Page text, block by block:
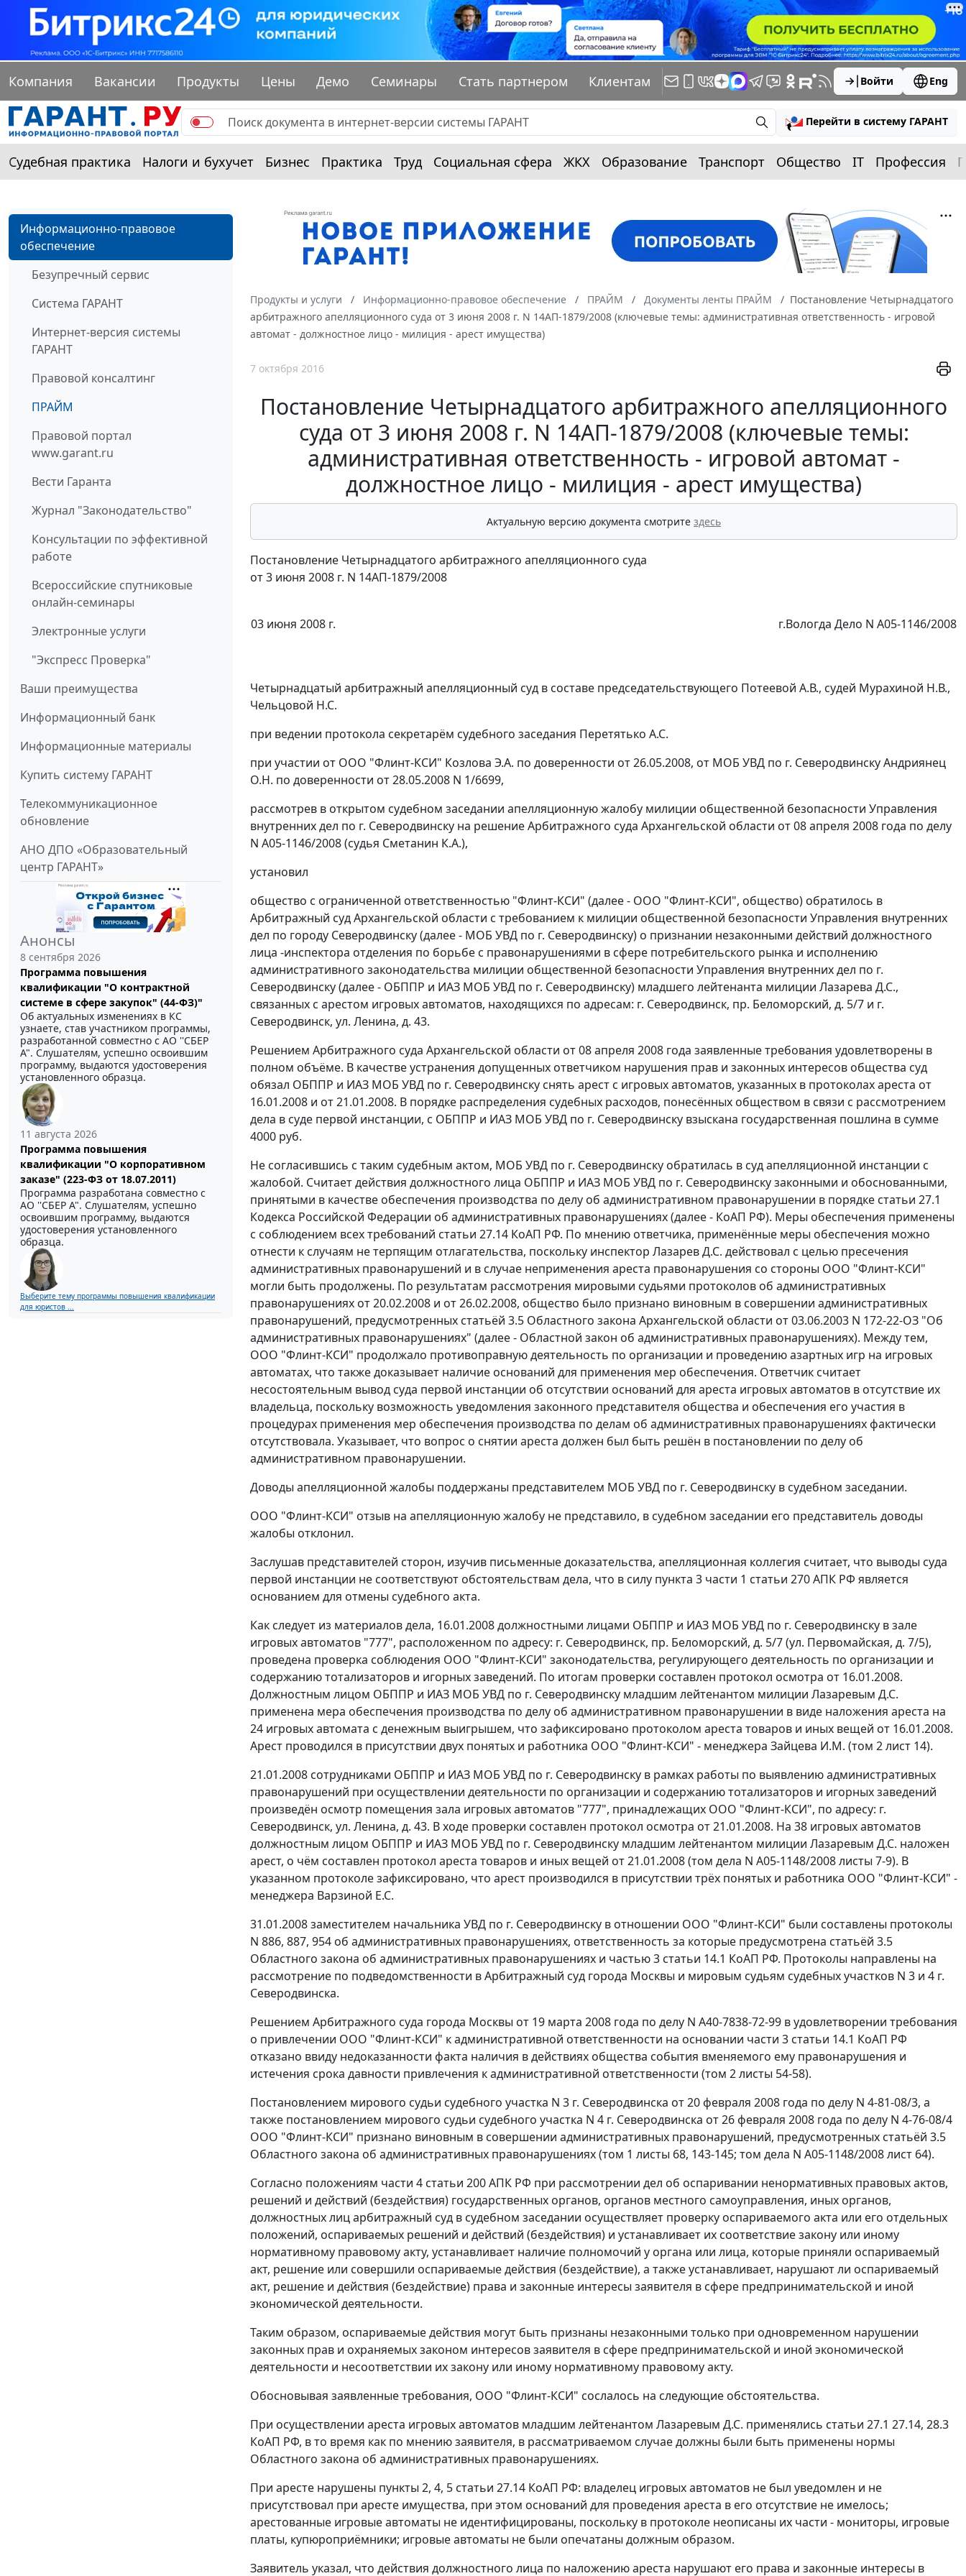
Компания Вакансии Продукты Цены Демо Семинары Стать партнером Клиентам Войти Eng
Перейти в систему ГАРАНТ
Судебная практика Налоги и бухучет Бизнес Практика Труд Социальная сфера ЖКХ Образование Транспорт Общество IT Профессия
Информационно-правовое
обеспечение
Безупречный сервис
Система ГАРАНТ
Интернет-версия системы
ГАРАНТ
Правовой консалтинг
ПРАЙМ
Правовой портал
www.garant.ru
Вести Гаранта
Журнал "Законодательство"
Консультации по эффективной
работе
Всероссийские спутниковые
онлайн-семинары
Электронные услуги
"Экспресс Проверка"
Ваши преимущества
Информационный банк
Информационные материалы
Купить систему ГАРАНТ
Телекоммуникационное
обновление
АНО ДПО «Образовательный
центр ГАРАНТ»
Анонсы
8 сентября 2026
Программа повышения
квалификации "О контрактной
системе в сфере закупок" (44-ФЗ)"
Об актуальных изменениях в КС
узнаете, став участником программы,
разработанной совместно с АО ''СБЕР
А". Слушателям, успешно освоившим
программу, выдаются удостоверения
установленного образца.
11 августа 2026
Программа повышения
квалификации "О корпоративном
заказе" (223-ФЗ от 18.07.2011)
Программа разработана совместно с
АО ''СБЕР А". Слушателям, успешно
освоившим программу, выдаются
удостоверения установленного
образца.
Выберите тему программы повышения квалификации
для юристов ...
Продукты и услуги Информационно-правовое обеспечение ПРАЙМ Документы ленты ПРАЙМ
Постановление Четырнадцатого
арбитражного апелляционного суда от 3 июня 2008 г. N 14АП-1879/2008 (ключевые темы: административная ответственность - игровой
автомат - должностное лицо - милиция - арест имущества)
7 октября 2016
Постановление Четырнадцатого арбитражного апелляционного
суда от 3 июня 2008 г. N 14АП-1879/2008 (ключевые темы:
административная ответственность - игровой автомат -
должностное лицо - милиция - арест имущества)
Актуальную версию документа смотрите здесь
Постановление Четырнадцатого арбитражного апелляционного суда
от 3 июня 2008 г. N 14АП-1879/2008
03 июня 2008 г. г.Вологда Дело N А05-1146/2008
Четырнадцатый арбитражный апелляционный суд в составе председательствующего Потеевой А.В., судей Мурахиной Н.В.,
Чельцовой Н.С.
при ведении протокола секретарём судебного заседания Перетятько А.С.
при участии от ООО "Флинт-КСИ" Козлова Э.А. по доверенности от 26.05.2008, от МОБ УВД по г. Северодвинску Андриянец
О.Н. по доверенности от 28.05.2008 N 1/6699,
рассмотрев в открытом судебном заседании апелляционную жалобу милиции общественной безопасности Управления
внутренних дел по г. Северодвинску на решение Арбитражного суда Архангельской области от 08 апреля 2008 года по делу
N А05-1146/2008 (судья Сметанин К.А.),
установил
общество с ограниченной ответственностью "Флинт-КСИ" (далее - ООО "Флинт-КСИ", общество) обратилось в
Арбитражный суд Архангельской области с требованием к милиции общественной безопасности Управления внутренних
дел по городу Северодвинску (далее - МОБ УВД по г. Северодвинску) о признании незаконными действий должностного
лица -инспектора отделения по борьбе с правонарушениями в сфере потребительского рынка и исполнению
административного законодательства милиции общественной безопасности Управления внутренних дел по г.
Северодвинску (далее - ОБППР и ИАЗ МОБ УВД по г. Северодвинску) младшего лейтенанта милиции Лазарева Д.С.,
связанных с арестом игровых автоматов, находящихся по адресам: г. Северодвинск, пр. Беломорский, д. 5/7 и г.
Северодвинск, ул. Ленина, д. 43.
Решением Арбитражного суда Архангельской области от 08 апреля 2008 года заявленные требования удовлетворены в
полном объёме. В качестве устранения допущенных ответчиком нарушения прав и законных интересов общества суд
обязал ОБППР и ИАЗ МОБ УВД по г. Северодвинску снять арест с игровых автоматов, указанных в протоколах ареста от
16.01.2008 и от 21.01.2008. В порядке распределения судебных расходов, понесённых обществом в связи с рассмотрением
дела в суде первой инстанции, с ОБППР и ИАЗ МОБ УВД по г. Северодвинску взыскана государственная пошлина в сумме
4000 руб.
Не согласившись с таким судебным актом, МОБ УВД по г. Северодвинску обратилась в суд апелляционной инстанции с
жалобой. Считает действия должностного лица ОБППР и ИАЗ МОБ УВД по г. Северодвинску законными и обоснованными,
принятыми в качестве обеспечения производства по делу об административном правонарушении в порядке статьи 27.1
Кодекса Российской Федерации об административных правонарушениях (далее - КоАП РФ). Меры обеспечения применены
с соблюдением всех требований статьи 27.14 КоАП РФ. По мнению ответчика, применённые меры обеспечения можно
отнести к случаям не терпящим отлагательства, поскольку инспектор Лазарев Д.С. действовал с целью пресечения
административных правонарушений и в случае неприменения ареста правонарушения со стороны ООО "Флинт-КСИ"
могли быть продолжены. По результатам рассмотрения мировыми судьями протоколов об административных
правонарушениях от 20.02.2008 и от 26.02.2008, общество было признано виновным в совершении административных
правонарушений, предусмотренных статьёй 3.5 Областного закона Архангельской области от 03.06.2003 N 172-22-ОЗ "Об
административных правонарушениях" (далее - Областной закон об административных правонарушениях). Между тем,
ООО "Флинт-КСИ" продолжало противоправную деятельность по организации и проведению азартных игр на игровых
автоматах, что также доказывает наличие оснований для применения мер обеспечения. Ответчик считает
несостоятельным вывод суда первой инстанции об отсутствии оснований для ареста игровых автоматов в отсутствие их
владельца, поскольку возможность уведомления законного представителя общества и обеспечения его участия в
процедурах применения мер обеспечения производства по делам об административных правонарушениях фактически
отсутствовала. Указывает, что вопрос о снятии ареста должен был быть решён в постановлении по делу об
административном правонарушении.
Доводы апелляционной жалобы поддержаны представителем МОБ УВД по г. Северодвинску в судебном заседании.
ООО "Флинт-КСИ" отзыв на апелляционную жалобу не представило, в судебном заседании его представитель доводы
жалобы отклонил.
Заслушав представителей сторон, изучив письменные доказательства, апелляционная коллегия считает, что выводы суда
первой инстанции не соответствуют обстоятельствам дела, что в силу пункта 3 части 1 статьи 270АПК РФ является
основанием для отмены судебного акта.
Как следует из материалов дела, 16.01.2008 должностными лицами ОБППР и ИАЗ МОБ УВД по г. Северодвинску в зале
игровых автоматов "777", расположенном по адресу: г. Северодвинск, пр. Беломорский, д. 5/7 (ул. Первомайская, д. 7/5),
проведена проверка соблюдения ООО "Флинт-КСИ" законодательства, регулирующего деятельность по организации и
содержанию тотализаторов и игорных заведений. По итогам проверки составлен протокол осмотра от 16.01.2008.
Должностным лицом ОБППР и ИАЗ МОБ УВД по г. Северодвинску младшим лейтенантом милиции Лазаревым Д.С.
применена мера обеспечения производства по делу об административном правонарушении в виде наложения ареста на
24 игровых автомата с денежным выигрышем, что зафиксировано протоколом ареста товаров и иных вещей от 16.01.2008.
Арест проводился в присутствии двух понятых и работника ООО "Флинт-КСИ" - менеджера Зайцева И.М. (том 2 лист 14).
21.01.2008 сотрудниками ОБППР и ИАЗ МОБ УВД по г. Северодвинску в рамках работы по выявлению административных
правонарушений при осуществлении деятельности по организации и содержанию тотализаторов и игорных заведений
произведён осмотр помещения зала игровых автоматов "777", принадлежащих ООО "Флинт-КСИ", по адресу: г.
Северодвинск, ул. Ленина, д. 43. В ходе проверки составлен протокол осмотра от 21.01.2008. На 38 игровых автоматов
должностным лицом ОБППР и ИАЗ МОБ УВД по г. Северодвинску младшим лейтенантом милиции Лазаревым Д.С. наложен
арест, о чём составлен протокол ареста товаров и иных вещей от 21.01.2008 (том дела N А05-1148/2008 листы 7-9). В
указанном протоколе зафиксировано, что арест производился в присутствии трёх понятых и работника ООО "Флинт-КСИ" -
менеджера Варзиной Е.С.
31.01.2008 заместителем начальника УВД по г. Северодвинску в отношении ООО "Флинт-КСИ" были составлены протоколы
N 886, 887, 954 об административных правонарушениях, ответственность за которые предусмотрена статьёй 3.5
Областного закона об административных правонарушениях и частью 3 статьи 14.1 КоАП РФ. Протоколы направлены на
рассмотрение по подведомственности в Арбитражный суд города Москвы и мировым судьям судебных участков N 3 и 4 г.
Северодвинска.
Решением Арбитражного суда города Москвы от 19 марта 2008 года по делу N А40-7838-72-99 в удовлетворении требования
о привлечении ООО "Флинт-КСИ" к административной ответственности на основании части 3 статьи 14.1 КоАП РФ
отказано ввиду недоказанности факта наличия в действиях общества события вменяемого ему правонарушения и
истечения срока давности привлечения к административной ответственности (том 2 листы 54-58).
Постановлением мирового судьи судебного участка N 3 г. Северодвинска от 20 февраля 2008 года по делу N 4-81-08/3, а
также постановлением мирового судьи судебного участка N 4 г. Северодвинска от 26 февраля 2008 года по делу N 4-76-08/4
ООО "Флинт-КСИ" признано виновным в совершении административных правонарушений, предусмотренных статьёй 3.5
Областного закона об административных правонарушениях (том 1 листы 68, 143-145; том дела N А05-1148/2008 лист 64).
Согласно положениям части 4 статьи 200АПК РФ при рассмотрении дел об оспаривании ненормативных правовых актов,
решений и действий (бездействия) государственных органов, органов местного самоуправления, иных органов,
должностных лиц арбитражный суд в судебном заседании осуществляет проверку оспариваемого акта или его отдельных
положений, оспариваемых решений и действий (бездействия) и устанавливает их соответствие закону или иному
нормативному правовому акту, устанавливает наличие полномочий у органа или лица, которые приняли оспариваемый
акт, решение или совершили оспариваемые действия (бездействие), а также устанавливает, нарушают ли оспариваемый
акт, решение и действия (бездействие) права и законные интересы заявителя в сфере предпринимательской и иной
экономической деятельности.
Таким образом, оспариваемые действия могут быть признаны незаконными только при одновременном нарушении
законных прав и охраняемых законом интересов заявителя в сфере предпринимательской и иной экономической
деятельности и несоответствии их закону или иному нормативному правовому акту.
Обосновывая заявленные требования, ООО "Флинт-КСИ" сослалось на следующие обстоятельства.
При осуществлении ареста игровых автоматов младшим лейтенантом Лазаревым Д.С. применялись статьи 27.1 27.14, 28.3
КоАП РФ, в то время как по мнению заявителя, в рассматриваемом случае должны были быть применены нормы
Областного закона об административных правонарушениях.
При аресте нарушены пункты 2, 4, 5 статьи 27.14 КоАП РФ: владелец игровых автоматов не был уведомлен и не
присутствовал при аресте имущества, при этом оснований для проведения ареста в его отсутствие не имелось;
арестованные игровые автоматы не идентифицированы, поскольку в протоколе неописаны их части - мониторы, игровые
платы, купюроприёмники; игровые автоматы не были опечатаны должным образом.
Заявитель указал, что действия должностного лица по наложению ареста нарушают его права и законные интересы в